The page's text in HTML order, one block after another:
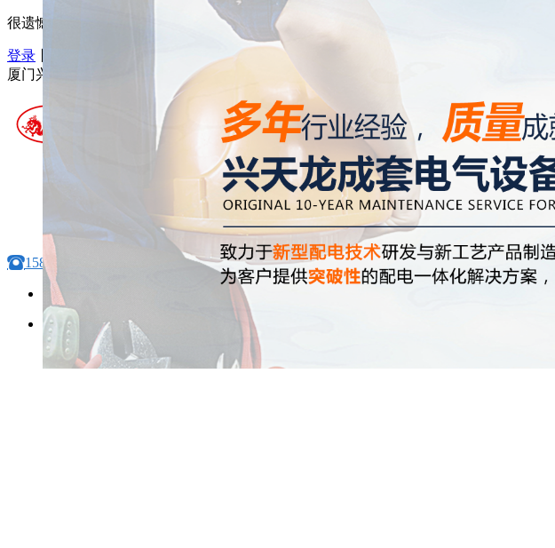
很遗憾，因您的浏览器版本过低导致无法获得最佳浏览体验，推荐下载安装谷歌浏览器！
登录
厦门兴天龙成套电气设备有限公司
15806092694